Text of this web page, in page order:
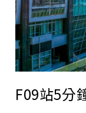
F09站5分